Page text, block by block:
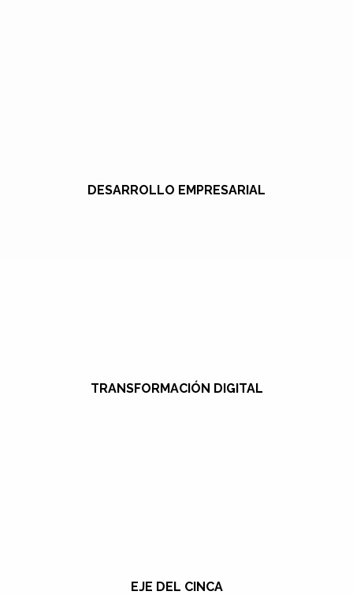
DESARROLLO EMPRESARIAL
TRANSFORMACIÓN DIGITAL
EJE DEL CINCA